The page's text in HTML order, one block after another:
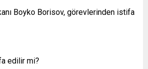
Boyko Borisov, görevlerinden istifa
edilir mi?